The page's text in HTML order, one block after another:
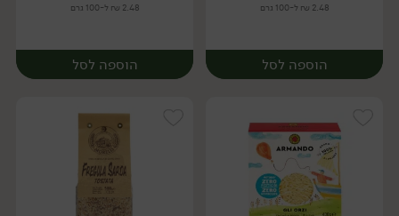
2.48 ₪ ל-100 גרם
הוספה לסל
2.48 ₪ ל-100 גרם
הוספה לסל